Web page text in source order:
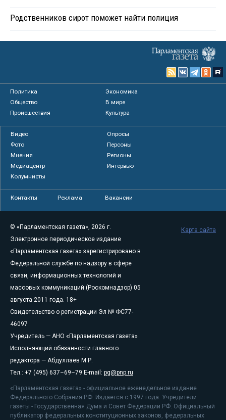
Родственников сирот поможет найти полиция
Политика
Экономика
Общество
В мире
Происшествия
Культура
Видео
Опросы
Фото
Персоны
Мнения
Регионы
Медиацентр
Интервью
Колумнисты
Контакты Реклама Вакансии
© «Парламентская газета», 2026 г.
Электронное периодическое издание
«Парламентская газета» зарегистрировано в
Федеральной службе по надзору в сфере
связи, информационных технологий и
массовых коммуникаций (Роскомнадзор) 05
августа 2011 года. 18+
Свидетельство о регистрации Эл № ФС77-
46097
Учредитель — АНО «Парламентская газета»
Исполняющий обязанности главного
редактора — Абдуллаев М.Р.
Тел.: +7 (495) 637–69–79 E-mail: pg@pnp.ru
«Парламентская газета» - официальное еженедельное издание
Федерального Собрания РФ. Издается с 1997 года. Учредители
газеты - Государственная Дума и Совет Федерации РФ. Официальный
публикатор федеральных конституционных законов, федеральных
Карта сайта